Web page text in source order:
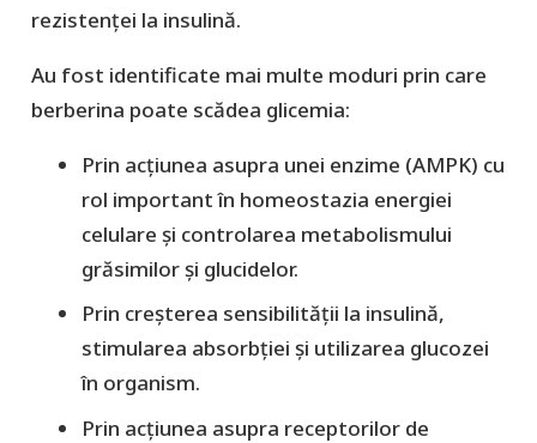
rezistenței la insulină.
Au fost identificate mai multe moduri prin care
berberina poate scădea glicemia:
Prin acțiunea asupra unei enzime (AMPK) cu
rol important în homeostazia energiei
celulare și controlarea metabolismului
grăsimilor și glucidelor.
Prin creșterea sensibilității la insulină,
stimularea absorbției și utilizarea glucozei
în organism.
Prin acțiunea asupra receptorilor de